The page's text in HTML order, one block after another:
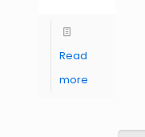
Read
more